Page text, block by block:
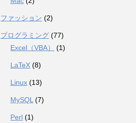
ファッション (2)
プログラミング (77)
Excel（VBA）
(1)
LaTeX (8)
Linux (13)
MySQL (7)
Perl (1)